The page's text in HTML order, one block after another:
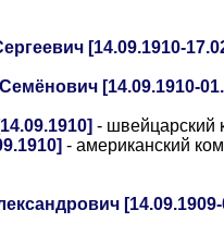
[14.09.1910-
[14.09.1910-
- швейцарский
- американский
[14.09.1909-